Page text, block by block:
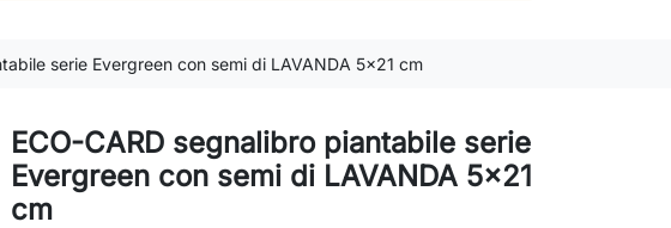
serie Evergreen con semi di LAVANDA 5x21 cm
ECO-CARD segnalibro piantabile serie
Evergreen con semi di LAVANDA 5x21
cm